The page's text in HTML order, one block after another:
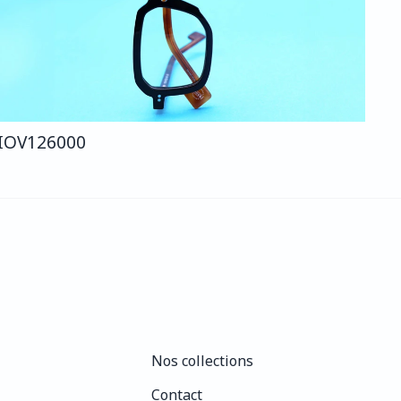
V126000
Nos collections
Contact